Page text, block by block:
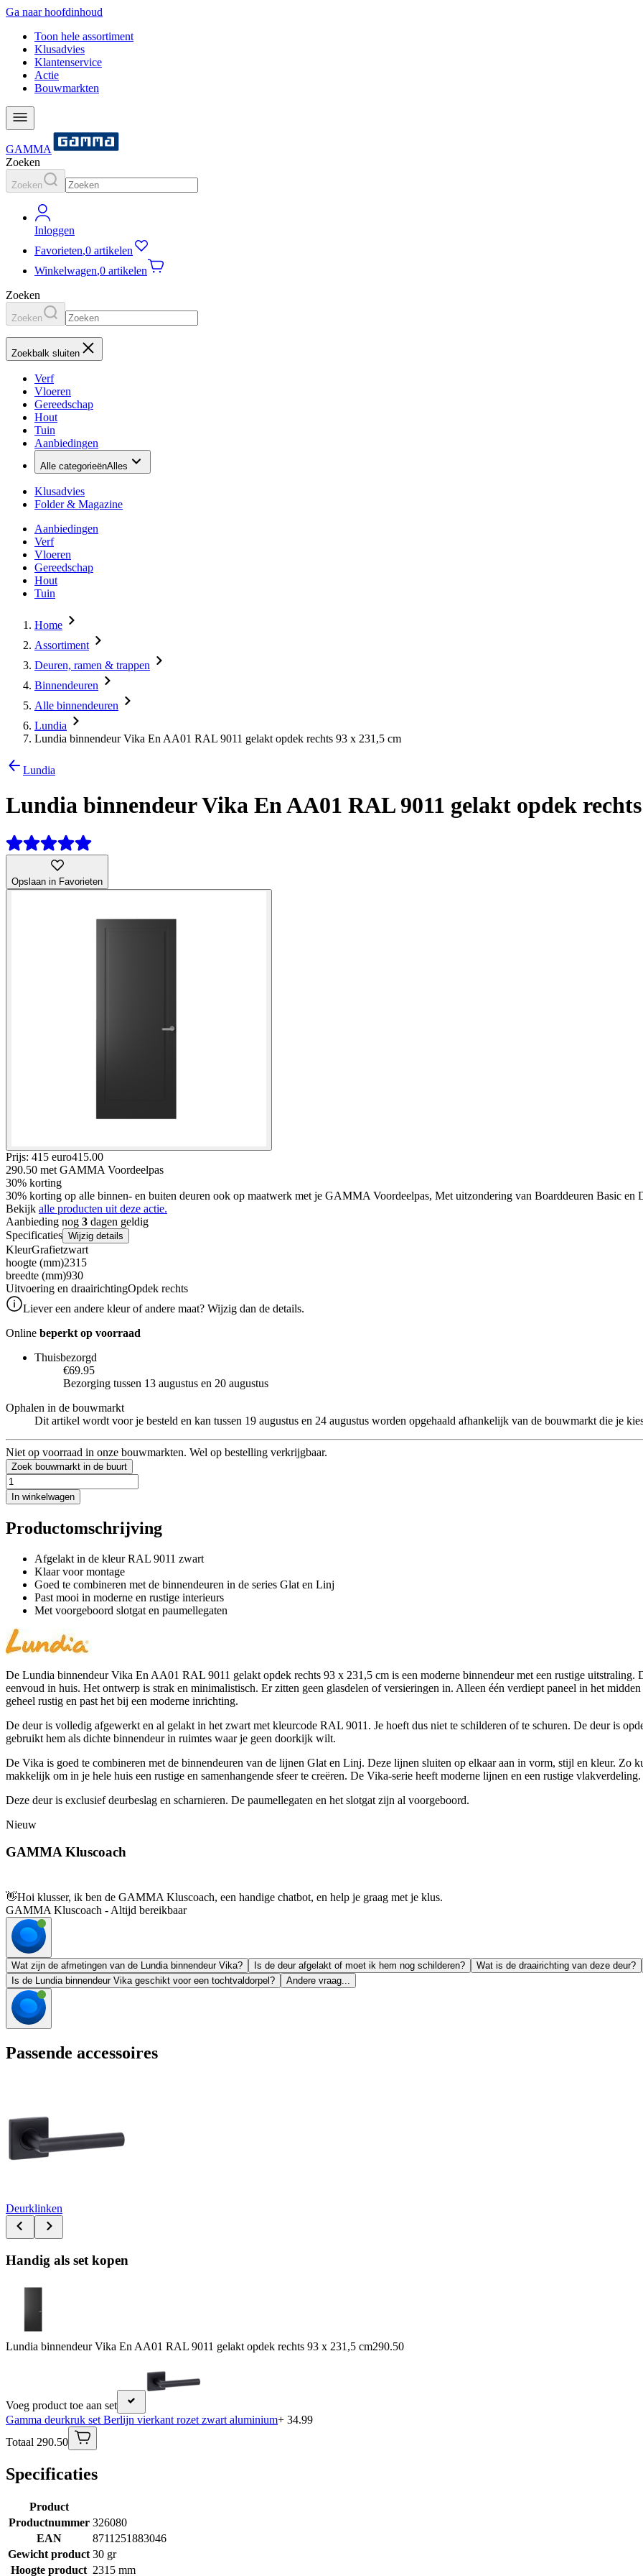
Ga naar hoofdinhoud
Toon hele assortiment
Klusadvies
Klantenservice
Actie
Bouwmarkten
GAMMA
Zoeken
Zoeken
Inloggen
Favorieten,0 artikelen
Winkelwagen,0 artikelen
Zoeken
Zoeken
Zoekbalk sluiten
Verf
Vloeren
Gereedschap
Hout
Tuin
Aanbiedingen
Alle categorieënAlles
Klusadvies
Folder & Magazine
Aanbiedingen
Verf
Vloeren
Gereedschap
Hout
Tuin
Home
Assortiment
Deuren, ramen & trappen
Binnendeuren
Alle binnendeuren
Lundia
Lundia binnendeur Vika En AA01 RAL 9011 gelakt opdek rechts 93 x 231,5 cm
Lundia
Lundia binnendeur Vika En AA01 RAL 9011 gelakt opdek rechts
Opslaan in Favorieten
Prijs: 415 euro415.00
290.50 met GAMMA Voordeelpas
30% korting
30% korting op alle binnen- en buiten deuren ook op maatwerk met je GAMMA Voordeelpas, Met uitzondering van Boarddeuren Basic en
Bekijk alle producten uit deze actie.
Aanbieding nog 3 dagen geldig
Specificaties Wijzig details
KleurGrafietzwart
hoogte (mm)2315
breedte (mm)930
Uitvoering en draairichtingOpdek rechts
Liever een andere kleur of andere maat? Wijzig dan de details.
Online beperkt op voorraad
Thuisbezorgd
€69.95
Bezorging tussen 13 augustus en 20 augustus
Ophalen in de bouwmarkt
Dit artikel wordt voor je besteld en kan tussen 19 augustus en 24 augustus worden opgehaald afhankelijk van de bouwmarkt die je
Niet op voorraad in onze bouwmarkten. Wel op bestelling verkrijgbaar.
Zoek bouwmarkt in de buurt
In winkelwagen
Productomschrijving
Afgelakt in de kleur RAL 9011 zwart
Klaar voor montage
Goed te combineren met de binnendeuren in de series Glat en Linj
Past mooi in moderne en rustige interieurs
Met voorgeboord slotgat en paumellegaten
De Lundia binnendeur Vika En AA01 RAL 9011 gelakt opdek rechts 93 x 231,5 cm is een moderne binnendeur met een rustige
eenvoud in huis. Het ontwerp is strak en minimalistisch. Er zitten geen glasdelen of versieringen in. Alleen één verdiept paneel in het
geheel rustig en past het bij een moderne inrichting.
De deur is volledig afgewerkt en al gelakt in het zwart met kleurcode RAL 9011. Je hoeft dus niet te schilderen of te schuren. De deur is
gebruikt hem als dichte binnendeur in ruimtes waar je geen doorkijk wilt.
De Vika is goed te combineren met de binnendeuren van de lijnen Glat en Linj. Deze lijnen sluiten op elkaar aan in vorm, stijl en kleur. Zo
makkelijk om in je hele huis een rustige en samenhangende sfeer te creëren. De Vika-serie heeft moderne lijnen en een rustige vlakverdeling.
Deze deur is exclusief deurbeslag en scharnieren. De paumellegaten en het slotgat zijn al voorgeboord.
Nieuw
GAMMA Kluscoach
👋Hoi klusser, ik ben de GAMMA Kluscoach, een handige chatbot, en help je graag met je klus.
GAMMA Kluscoach - Altijd bereikbaar
Wat zijn de afmetingen van de Lundia binnendeur Vika? Is de deur afgelakt of moet ik hem nog schilderen?
Wat is de draairichting van deze deur?
Is de Lundia binnendeur Vika geschikt voor een tochtvaldorpel?
Andere vraag...
Passende accessoires
Deurklinken
Handig als set kopen
Lundia binnendeur Vika En AA01 RAL 9011 gelakt opdek rechts 93 x 231,5 cm290.50
Voeg product toe aan set
Gamma deurkruk set Berlijn vierkant rozet zwart aluminium+ 34.99
Totaal 290.50
Specificaties
Product
Productnummer 326080
EAN
8711251883046
Gewicht product 30 gr
Hoogte product 2315 mm